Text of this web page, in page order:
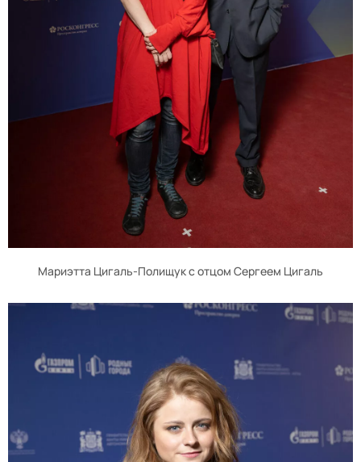
Мариэтта Цигаль-Полищук с отцом Сергеем Цигаль